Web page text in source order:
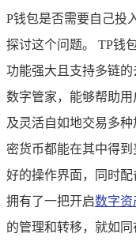
P钱包是否需要自己投
探讨这个问题。 TP钱
功能强大且支持多链
数字管家，能够帮助
及灵活自如地交易多
密货币都能在其中得
好的操作界面，同时
拥有了一把开启数字资
的管理和转移，就如同